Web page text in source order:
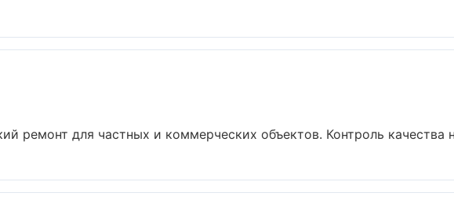
ремонт для частных и коммерческих объектов. Контроль качества